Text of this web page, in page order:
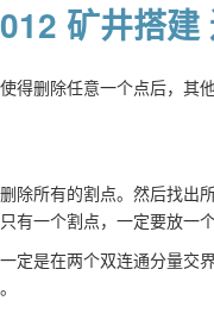
矿井搭建
得删除任意一个点后，其
除所有的割点。然后找出
有一个割点，一定要放一
定是在两个双连通分量交